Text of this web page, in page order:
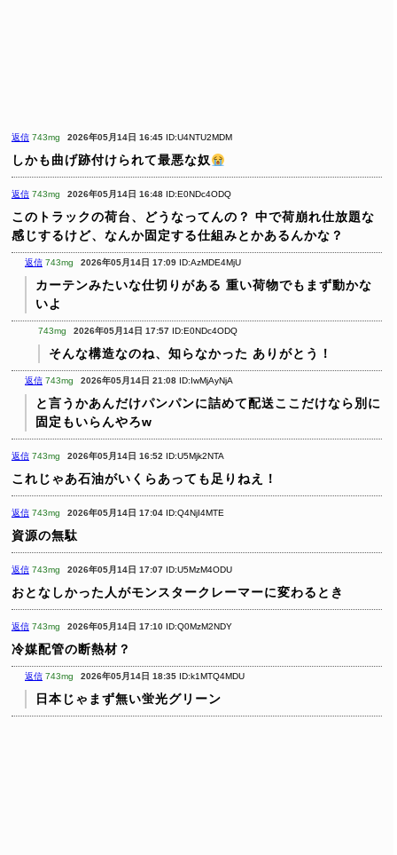
返信 743mg 2026年05月14日 16:45 ID:U4NTU2MDM
しかも曲げ跡付けられて最悪な奴
返信 743mg 2026年05月14日 16:48 ID:E0NDc4ODQ
このトラックの荷台、どうなってんの？ 中で荷崩れ仕放題な
感じするけど、なんか固定する仕組みとかあるんかな？
返信 743mg 2026年05月14日 17:09 ID:AzMDE4MjU
カーテンみたいな仕切りがある 重い荷物でもまず動かな
いよ
743mg 2026年05月14日 17:57 ID:E0NDc4ODQ
そんな構造なのね、知らなかった ありがとう！
返信 743mg 2026年05月14日 21:08 ID:IwMjAyNjA
と言うかあんだけパンパンに詰めて配送ここだけなら別に
固定もいらんやろw
返信 743mg 2026年05月14日 16:52 ID:U5Mjk2NTA
これじゃあ石油がいくらあっても足りねえ！
返信 743mg 2026年05月14日 17:04 ID:Q4NjI4MTE
資源の無駄
返信 743mg 2026年05月14日 17:07 ID:U5MzM4ODU
おとなしかった人がモンスタークレーマーに変わるとき
返信 743mg 2026年05月14日 17:10 ID:Q0MzM2NDY
冷媒配管の断熱材？
返信 743mg 2026年05月14日 18:35 ID:k1MTQ4MDU
日本じゃまず無い蛍光グリーン